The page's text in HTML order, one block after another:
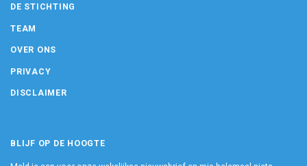
DE STICHTING
TEAM
OVER ONS
PRIVACY
DISCLAIMER
BLIJF OP DE HOOGTE